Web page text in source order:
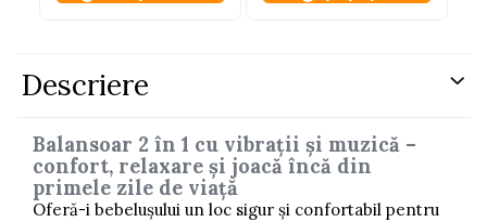
Descriere
Balansoar 2 în 1 cu vibrații și muzică –
confort, relaxare și joacă încă din
primele zile de viață
Oferă-i bebelușului un loc sigur și confortabil pentru